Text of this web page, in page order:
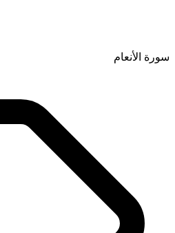
سورة الأنعام